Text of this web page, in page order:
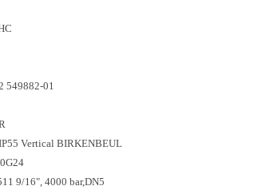
549882-01
Vertical BIRKENBEUL
9/16", 4000 bar,DN5